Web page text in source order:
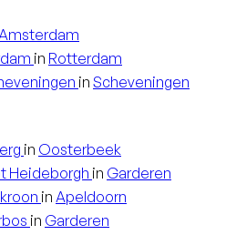
in Rotterdam
in Scheveningen
in Oosterbeek
Heideborgh in Garderen
in Apeldoorn
in Garderen